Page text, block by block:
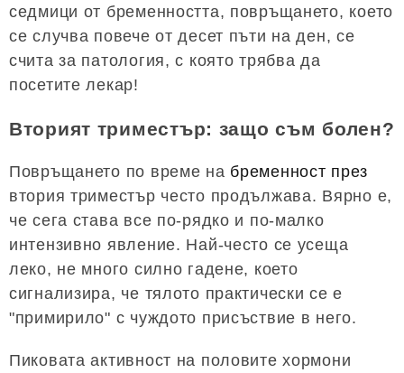
седмици от бременността, повръщането, което
се случва повече от десет пъти на ден, се
счита за патология, с която трябва да
посетите лекар!
Вторият триместър: защо съм болен?
Повръщането по време на бременност през
втория триместър често продължава. Вярно е,
че сега става все по-рядко и по-малко
интензивно явление. Най-често се усеща
леко, не много силно гадене, което
сигнализира, че тялото практически се е
"примирило" с чуждото присъствие в него.
Пиковата активност на половите хормони